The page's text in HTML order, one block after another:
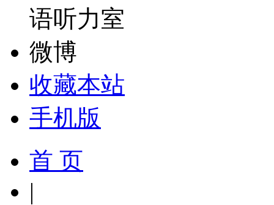
收藏本站
手机版
首 页
|